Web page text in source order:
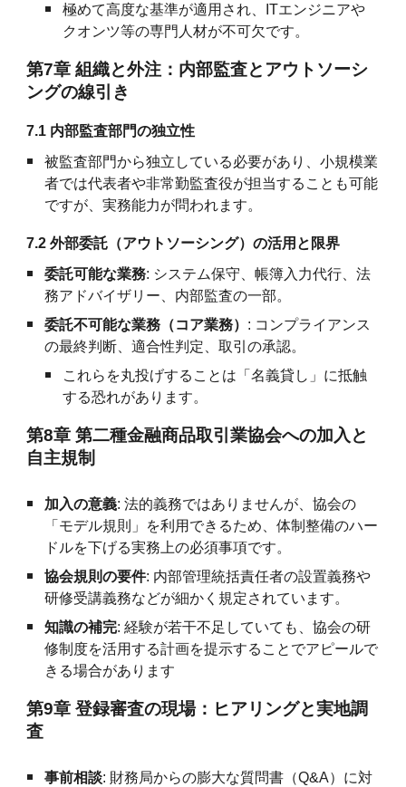
極めて高度な基準が適用され、ITエンジニアや
クオンツ等の専門人材が不可欠です。
第7章 組織と外注：内部監査とアウトソーシ
ングの線引き
7.1 内部監査部門の独立性
被監査部門から独立している必要があり、小規模業
者では代表者や非常勤監査役が担当することも可能
ですが、実務能力が問われます。
7.2 外部委託（アウトソーシング）の活用と限界
委託可能な業務: システム保守、帳簿入力代行、法
務アドバイザリー、内部監査の一部。
委託不可能な業務（コア業務） : コンプライアンス
の最終判断、適合性判定、取引の承認。
これらを丸投げすることは「名義貸し」に抵触
する恐れがあります。
第8章 第二種金融商品取引業協会への加入と
自主規制
加入の意義: 法的義務ではありませんが、協会の
「モデル規則」を利用できるため、体制整備のハー
ドルを下げる実務上の必須事項です。
協会規則の要件: 内部管理統括責任者の設置義務や
研修受講義務などが細かく規定されています。
知識の補完: 経験が若干不足していても、協会の研
修制度を活用する計画を提示することでアピールで
きる場合があります
第9章 登録審査の現場：ヒアリングと実地調
査
事前相談: 財務局からの膨大な質問書（Q&A）に対